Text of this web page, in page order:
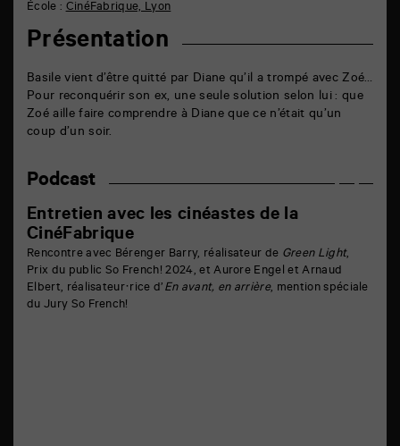
École :CinéFabrique, Lyon
Présentation
Basile vient d’être quitté par Diane qu’il a trompé avec Zoé…
Pour reconquérir son ex, une seule solution selon lui : que
Zoé aille faire comprendre à Diane que ce n’était qu’un
coup d’un soir.
Podcast
Entretien avec les cinéastes de la
CinéFabrique
Rencontre avec Bérenger Barry, réalisateur de Green Light,
Prix du public So French! 2024, et Aurore Engel et Arnaud
Elbert, réalisateur·rice d’ En avant, en arrière, mention spéciale
du Jury So French!